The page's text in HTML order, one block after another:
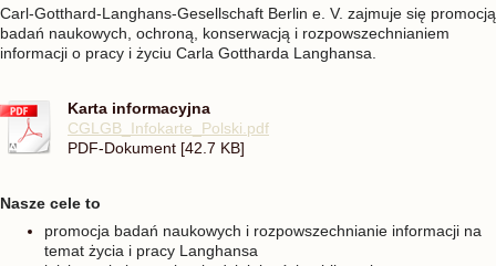
Carl-Gotthard-Langhans-Gesellschaft Berlin e. V. zajmuje się promocją
badań naukowych, ochroną, konserwacją i rozpowszechnianiem
informacji o pracy i życiu Carla Gottharda Langhansa.
Karta informacyjna
CGLGB_Infokarte_Polski.pdf
PDF-Dokument [42.7 KB]
Nasze cele to
promocja badań naukowych i rozpowszechnianie informacji na
temat życia i pracy Langhansa